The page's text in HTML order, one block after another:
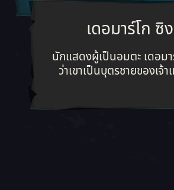
เดอมาร์โก ซิ
นักแสดงผู้เป็นอมตะ เดอมา
ว่าเขาเป็นบุตรชายของเจ้า
นักแสดงผู้